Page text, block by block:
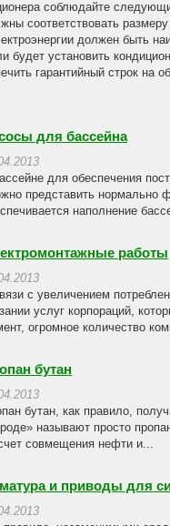
соблюдайте
соответствовать
должен быть
будет установить
гарантийный строк на
для бассейна
для обеспечения
представить нормально
наполнение
работы
с увеличением
услуг корпораций,
огромное количество
бутан
бутан, как правило,
называют просто
совмещения нефти и...
и приводы для